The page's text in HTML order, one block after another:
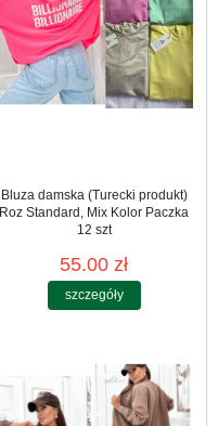
Bluza damska (Turecki produkt)
Roz Standard, Mix Kolor Paczka
12 szt
55.00 zł
szczegóły